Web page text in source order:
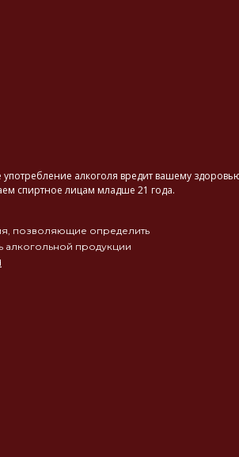
алкоголя вредит вашему
спиртное лицам младше 21 года.
позволяющие определить
алкогольной продукции